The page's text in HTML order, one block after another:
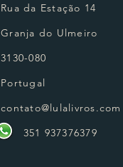
Rua da Estação 14
Granja do Ulmeiro
3130-080
Portugal
contato@lulalivros.com
351 937376379